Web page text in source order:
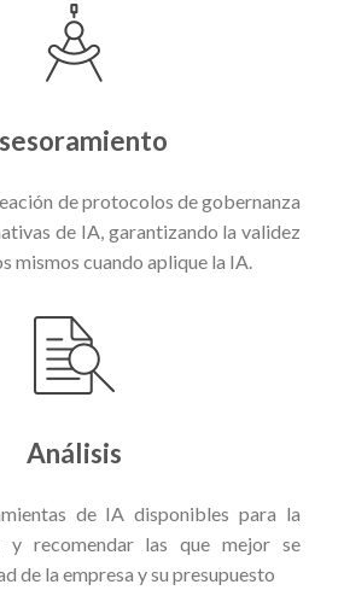
de protocolos de gobernanza
de IA, garantizando la validez
mismos cuando aplique la IA.
Análisis
de IA disponibles para la
y recomendar las que mejor se
de la empresa y su presupuesto